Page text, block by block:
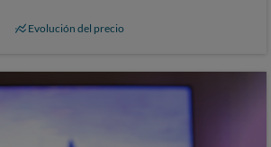
Evolución del precio